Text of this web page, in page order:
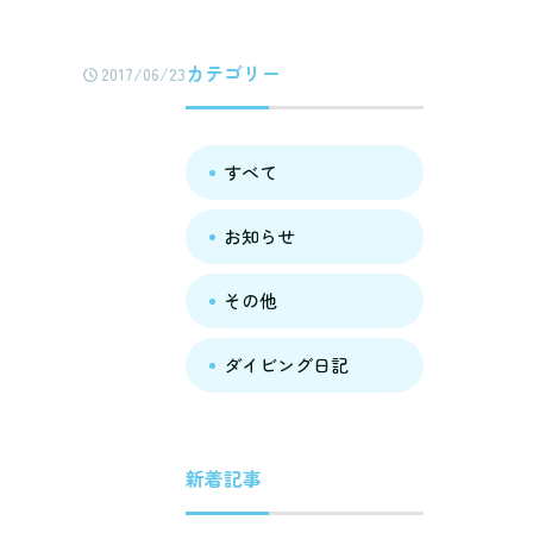
2017/06/23カテゴリー
すべて
お知らせ
その他
ダイビング日記
新着記事